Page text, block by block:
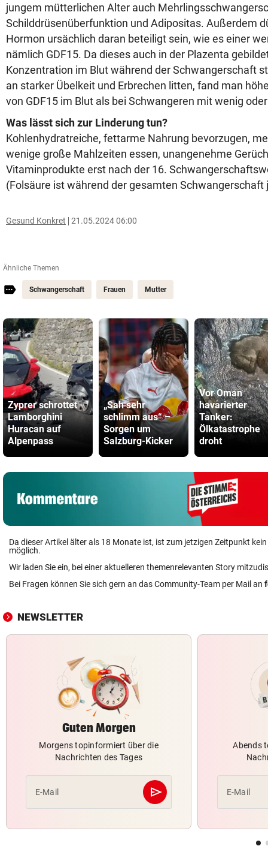
jungem mütterlichen Alter auch
Schilddrüsenüberfunktion und Adipositas. Außerdem
Hormon ursächlich daran beteiligt sein, wie es einer
nämlich GDF15. Da dieses auch in der Plazenta
Konzentration im Blut während der Schwangerschaft
an starker Übelkeit und Erbrechen litten, fand man
von GDF15 im Blut als bei Schwangeren mit wenig
Was lässt sich zur Linderung tun?
Kohlenhydratreiche, fettarme Nahrung bevorzugen,
wenige große Mahlzeiten essen, unangenehme
Vitaminprodukte erst nach der 16.
(Folsäure ist während der gesamten Schwangerschaft
Gesund Konkret 21.05.2024 06:00
Ähnliche Themen
Schwangerschaft Frauen Mutter
Zyprer schrottet
Lamborghini
Huracan auf
Alpenpass
„Sah sehr
schlimm aus“ –
Sorgen um
Salzburg-Kicker
Vor Oman
havarierter
Tanker:
Ölkatastrophe
droht
Da dieser Artikel älter als 18 Monate ist, ist zum jetzigen Zeitpunkt
möglich.
Wir laden Sie ein, bei einer aktuelleren themenrelevanten Story
Bei Fragen können Sie sich gern an das Community-Team per Mail an
NEWSLETTER
Guten Morgen
Morgens topinformiert über die
Nachrichten des Tages
E-Mail send
Abschicken
Abends
E-Mail